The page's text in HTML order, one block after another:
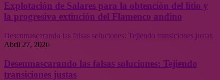
Explotación de Salares para la obtención del litio y
la progresiva extinción del Flamenco andino
Desenmascarando las falsas soluciones: Tejiendo transiciones justas
Abril 27, 2026
Desenmascarando las falsas soluciones: Tejiendo
transiciones justas